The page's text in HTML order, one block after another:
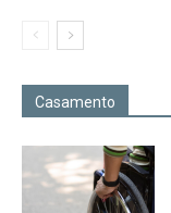
Casamento